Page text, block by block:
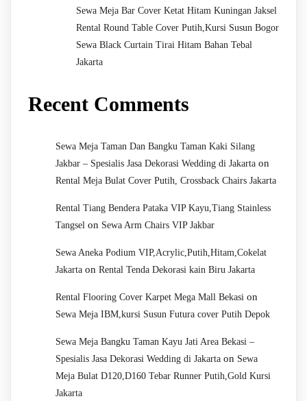
Sewa Meja Bar Cover Ketat Hitam Kuningan Jaksel
Rental Round Table Cover Putih,Kursi Susun Bogor
Sewa Black Curtain Tirai Hitam Bahan Tebal
Jakarta
Recent Comments
Sewa Meja Taman Dan Bangku Taman Kaki Silang
Jakbar – Spesialis Jasa Dekorasi Wedding di Jakarta on
Rental Meja Bulat Cover Putih, Crossback Chairs Jakarta
Rental Tiang Bendera Pataka VIP Kayu,Tiang Stainless
Tangsel on Sewa Arm Chairs VIP Jakbar
Sewa Aneka Podium VIP,Acrylic,Putih,Hitam,Cokelat
Jakarta on Rental Tenda Dekorasi kain Biru Jakarta
Rental Flooring Cover Karpet Mega Mall Bekasi on
Sewa Meja IBM,kursi Susun Futura cover Putih Depok
Sewa Meja Bangku Taman Kayu Jati Area Bekasi –
Spesialis Jasa Dekorasi Wedding di Jakarta on Sewa
Meja Bulat D120,D160 Tebar Runner Putih,Gold Kursi
Jakarta